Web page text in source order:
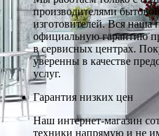
производителями
изготовителей. Вся наша
официальную гарантию
в сервисных центрах.
уверенны в качестве
услуг.
Гарантия низких цен
Наш интернет-магазин
техники напрямую и не